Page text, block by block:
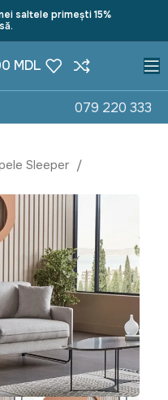
saltele primești 15%
MDL
079 220 333
Sleeper